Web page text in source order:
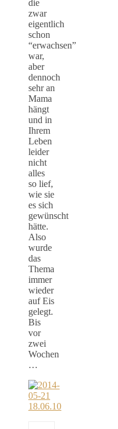
die
zwar
eigentlich
schon
“erwachsen”
war,
aber
dennoch
sehr an
Mama
hängt
und in
Ihrem
Leben
leider
nicht
alles
so lief,
wie sie
es sich
gewünscht
hätte.
Also
wurde
das
Thema
immer
wieder
auf Eis
gelegt.
Bis
vor
zwei
Wochen
…